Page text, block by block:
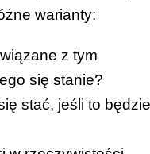
warianty:
z tym
się stanie?
stać, jeśli to będzie